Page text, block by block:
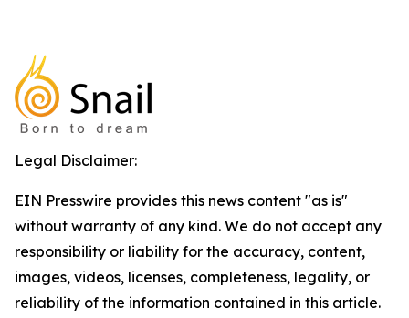
Legal Disclaimer:
EIN Presswire provides this news content "as is"
without warranty of any kind. We do not accept any
responsibility or liability for the accuracy, content,
images, videos, licenses, completeness, legality, or
reliability of the information contained in this article.